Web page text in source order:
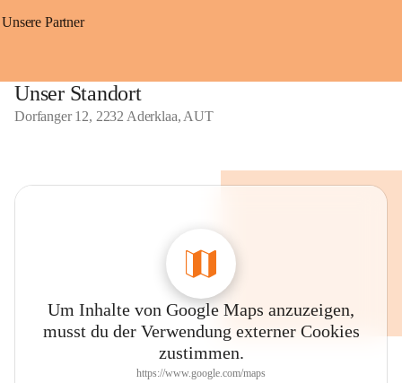
Unsere Partner
Unser Standort
Dorfanger 12, 2232 Aderklaa, AUT
Um Inhalte von Google Maps anzuzeigen,
musst du der Verwendung externer Cookies
zustimmen.
https://www.google.com/maps